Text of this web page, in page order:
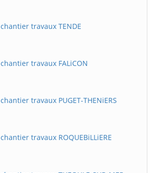
travaux TENDE
travaux FALiCON
travaux PUGET-THENiERS
travaux ROQUEBiLLiERE